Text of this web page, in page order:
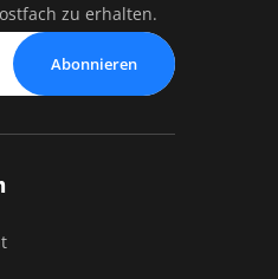
zu erhalten.
Abonnieren